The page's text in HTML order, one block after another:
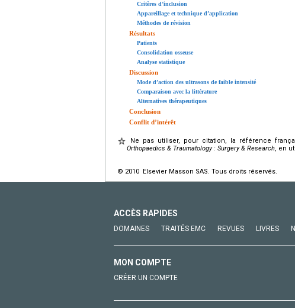
Critères d’inclusion
Appareillage et technique d’application
Méthodes de révision
Résultats
Patients
Consolidation osseuse
Analyse statistique
Discussion
Mode d’action des ultrasons de faible intensité
Comparaison avec la littérature
Alternatives thérapeutiques
Conclusion
Conflit d’intérêt
Ne pas utiliser, pour citation, la référence
Orthopaedics & Traumatology : Surgery & Research, en
© 2010 Elsevier Masson SAS. Tous droits réservés.
ACCÈS RAPIDES
DOMAINES TRAITÉS EMC REVUES LIVRES
MON COMPTE
CRÉER UN COMPTE